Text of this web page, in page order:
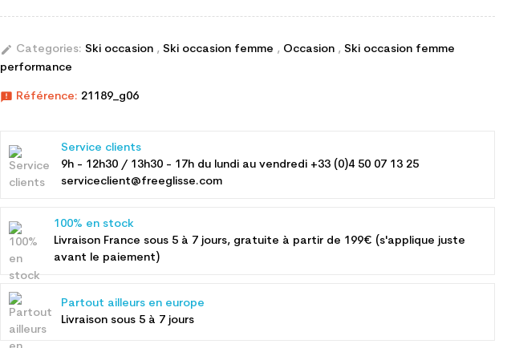
edit Categories: Ski occasion , Ski occasion femme , Occasion , Ski occasion femme
performance
announcement Référence: 21189_g06
Service clients
9h - 12h30 / 13h30 - 17h du lundi au vendredi +33 (0)4 50 07 13 25
serviceclient@freeglisse.com
100% en stock
Livraison France sous 5 à 7 jours, gratuite à partir de 199€ (s'applique juste
avant le paiement)
Partout ailleurs en europe
Livraison sous 5 à 7 jours